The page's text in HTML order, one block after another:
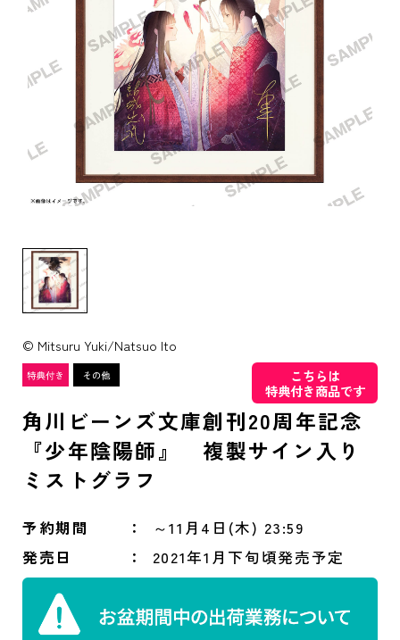
© Mitsuru Yuki/Natsuo Ito
こちらは
特典付き商品です
角川ビーンズ文庫創刊20周年記念
『少年陰陽師』 複製サイン入り
ミストグラフ
予約期間
～11月4日(木) 23:59
発売日
2021年1月下旬頃発売予定